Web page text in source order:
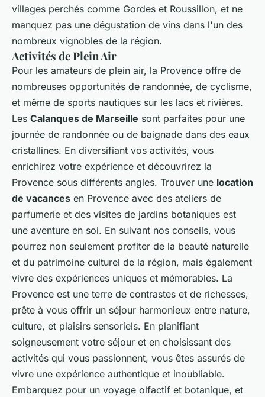
villages perchés comme Gordes et Roussillon, et ne
manquez pas une dégustation de vins dans l'un des
nombreux vignobles de la région.
Activités de Plein Air
Pour les amateurs de plein air, la Provence offre de
nombreuses opportunités de randonnée, de cyclisme,
et même de sports nautiques sur les lacs et rivières.
Les Calanques de Marseille sont parfaites pour une
journée de randonnée ou de baignade dans des eaux
cristallines. En diversifiant vos activités, vous
enrichirez votre expérience et découvrirez la
Provence sous différents angles. Trouver une location
de vacances en Provence avec des ateliers de
parfumerie et des visites de jardins botaniques est
une aventure en soi. En suivant nos conseils, vous
pourrez non seulement profiter de la beauté naturelle
et du patrimoine culturel de la région, mais également
vivre des expériences uniques et mémorables. La
Provence est une terre de contrastes et de richesses,
prête à vous offrir un séjour harmonieux entre nature,
culture, et plaisirs sensoriels. En planifiant
soigneusement votre séjour et en choisissant des
activités qui vous passionnent, vous êtes assurés de
vivre une expérience authentique et inoubliable.
Embarquez pour un voyage olfactif et botanique, et